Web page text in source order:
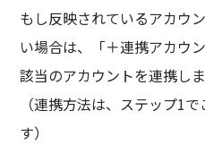
もし反映されているアカウ
い場合は、「＋連携アカウ
該当のアカウントを連携しま
（連携方法は、ステップ1
す）